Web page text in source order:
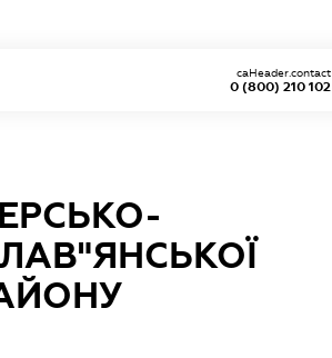
0 (800) 210 102
caHeader.contact